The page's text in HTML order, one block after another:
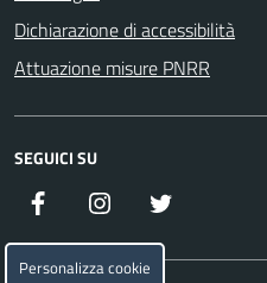
Dichiarazione di accessibilità
Attuazione misure PNRR
SEGUICI SU
Facebook Instagram
Personalizza cookie